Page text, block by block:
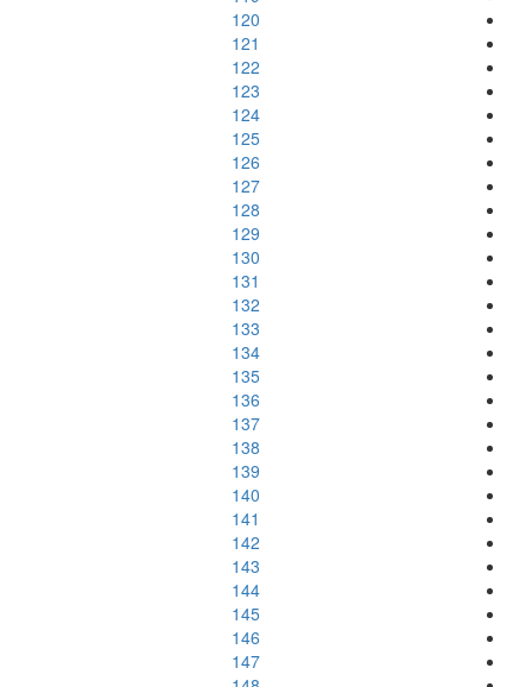
120
121
122
123
124
125
126
127
128
129
130
131
132
133
134
135
136
137
138
139
140
141
142
143
144
145
146
147